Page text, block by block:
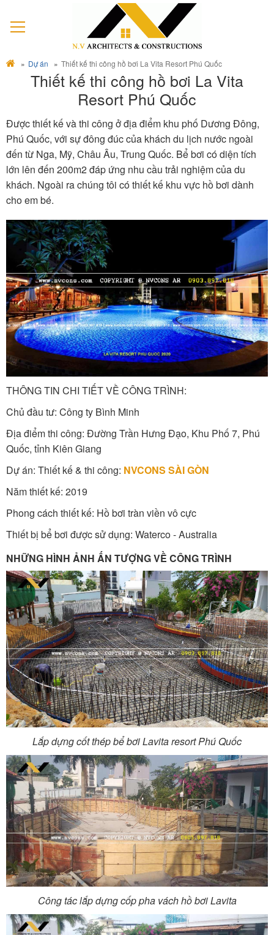
Dự án Thiết kế thi công hồ bơi La Vita Resort Phú Quốc
Thiết kế thi công hồ bơi La Vita
Resort Phú Quốc
Được thiết kế và thi công ở địa điểm khu phố Dương Đông,
Phú Quốc, với sự đông đúc của khách du lịch nước ngoài
đến từ Nga, Mỹ, Châu Âu, Trung Quốc. Bể bơi có diện tích
lớn lên đến 200m2 đáp ứng nhu cầu trải nghiệm của du
khách. Ngoài ra chúng tôi có thiết kế khu vực hồ bơi dành
cho em bé.
THÔNG TIN CHI TIẾT VỀ CÔNG TRÌNH:
Chủ đầu tư: Công ty Bình Minh
Địa điểm thi công: Đường Trần Hưng Đạo, Khu Phố 7, Phú
Quốc, tỉnh Kiên Giang
Dự án: Thiết kế & thi công: NVCONS SÀI GÒN
Năm thiết kế: 2019
Phong cách thiết kế: Hồ bơi tràn viền vô cực
Thiết bị bể bơi được sử dụng: Waterco - Australia
NHỮNG HÌNH ẢNH ẤN TƯỢNG VỀ CÔNG TRÌNH
Lắp dựng cốt thép bể bơi Lavita resort Phú Quốc
Công tác lắp dựng cốp pha vách hồ bơi Lavita